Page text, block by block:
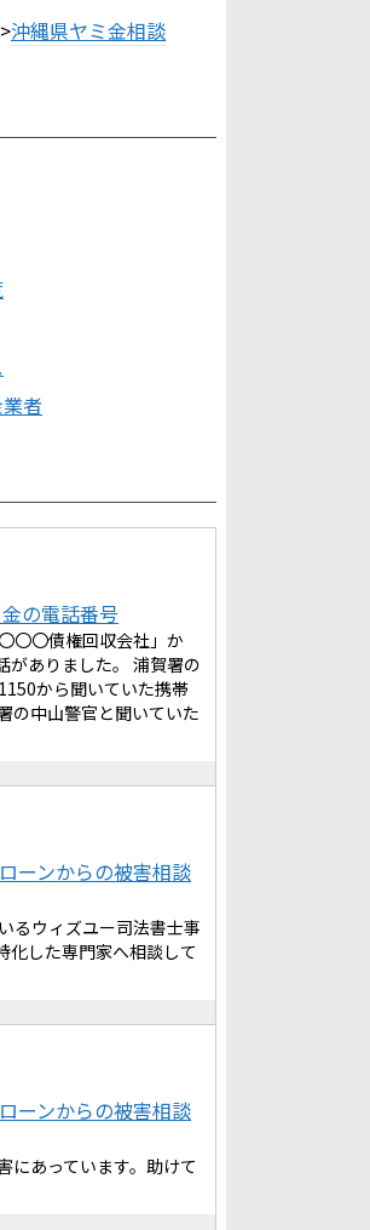
>沖縄県ヤミ金相談
者
の電話番号
〇〇債権回収会社」か
がありました。 浦賀署の
から聞いていた携帯
の中山警官と聞いていた
ーンからの被害相談
るウィズユー司法書士事
化した専門家へ相談して
ーンからの被害相談
にあっています。助けて